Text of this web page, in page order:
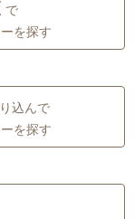
で
を探す
込んで
を探す